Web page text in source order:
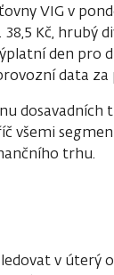
VIG v
Kč, hrubý
den pro
data
dosavadních
všemi
trhu.
v úterý